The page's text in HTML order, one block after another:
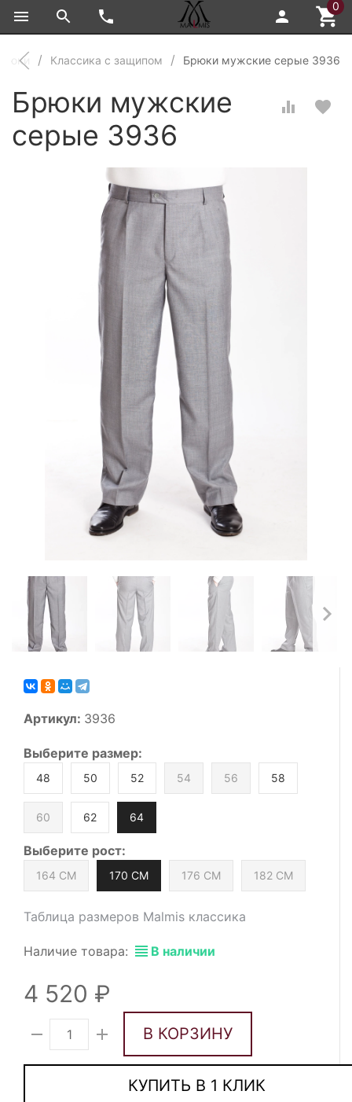
0
Классика с защипом Брюки мужские серые 3936
Брюки мужские
серые 3936
Артикул: 3936
Выберите размер:
48 50 52 54 56 58
60 62 64
Выберите рост:
164 СМ 170 СМ 176 СМ 182 СМ
Таблица размеров Malmis классика
Наличие товара: В наличии
4 520
В КОРЗИНУ
КУПИТЬ В 1 КЛИК